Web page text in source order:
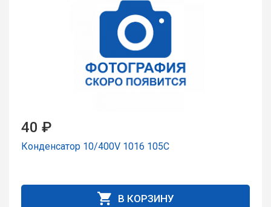
40 ₽
Конденсатор 10/400V 1016 105C
В КОРЗИНУ